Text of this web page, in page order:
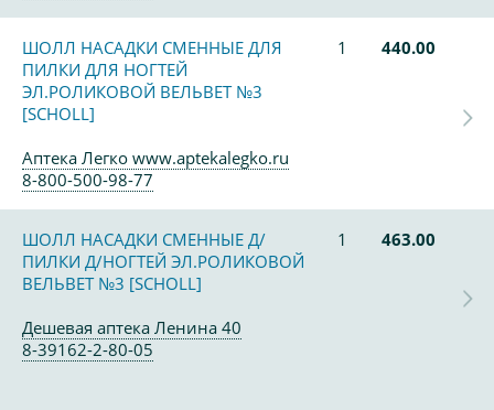
ШОЛЛ НАСАДКИ СМЕННЫЕ ДЛЯ
ПИЛКИ ДЛЯ НОГТЕЙ
ЭЛ.РОЛИКОВОЙ ВЕЛЬВЕТ №3
[SCHOLL]
1 440.00
Аптека Легко www.aptekalegko.ru
8-800-500-98-77
ШОЛЛ НАСАДКИ СМЕННЫЕ Д/
ПИЛКИ Д/НОГТЕЙ ЭЛ.РОЛИКОВОЙ
ВЕЛЬВЕТ №3 [SCHOLL]
1 463.00
Дешевая аптека Ленина 40
8-39162-2-80-05